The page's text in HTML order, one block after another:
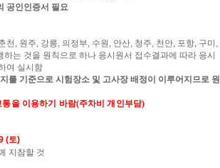
공인인증서 필요
천 , 원주, 강릉, 의정부, 수원 , 안산, 청주, 천안, 포항, 구미 ,
는 것을 원칙으로 하나 응시원서 접수결과에 따라 응시
여 실시함
를 기준으로 시험장소 및 고사장 배정이 이루어지므로 원
을 이용하기 바람(주차비 개인부담)
(토)
지참할 것